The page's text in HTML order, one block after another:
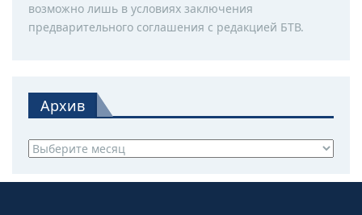
возможно лишь в условиях заключения
предварительного соглашения с редакцией БТВ.
Архив
Архив